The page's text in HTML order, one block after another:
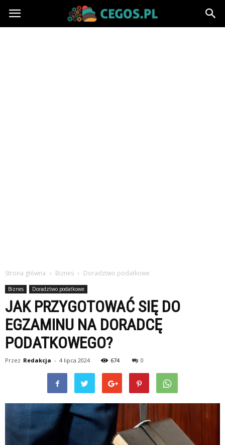
Cegos.pl
Strona główna Biznes Doradztwo podatkowe
Biznes Doradztwo podatkowe
JAK PRZYGOTOWAĆ SIĘ DO
EGZAMINU NA DORADCĘ
PODATKOWEGO?
Przez Redakcja - 4 lipca 2024 674 0